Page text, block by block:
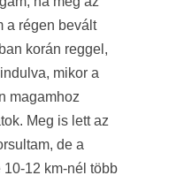
a régen bevált
korán reggel,
mikor a
magamhoz
Meg is lett az
de a
12 km-nél több